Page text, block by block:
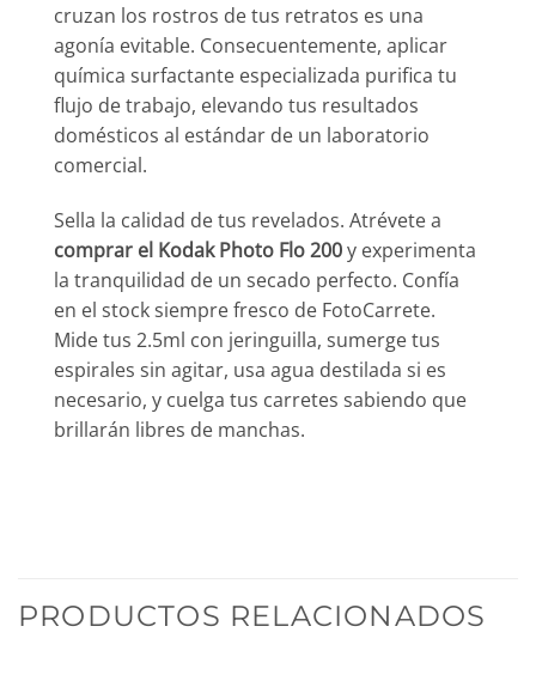
cruzan los rostros de tus retratos es una
agonía evitable. Consecuentemente, aplicar
química surfactante especializada purifica tu
flujo de trabajo, elevando tus resultados
domésticos al estándar de un laboratorio
comercial.
Sella la calidad de tus revelados. Atrévete a
comprar el Kodak Photo Flo 200y experimenta
la tranquilidad de un secado perfecto. Confía
en el stock siempre fresco de FotoCarrete.
Mide tus 2.5ml con jeringuilla, sumerge tus
espirales sin agitar, usa agua destilada si es
necesario, y cuelga tus carretes sabiendo que
brillarán libres de manchas.
PRODUCTOS RELACIONADOS